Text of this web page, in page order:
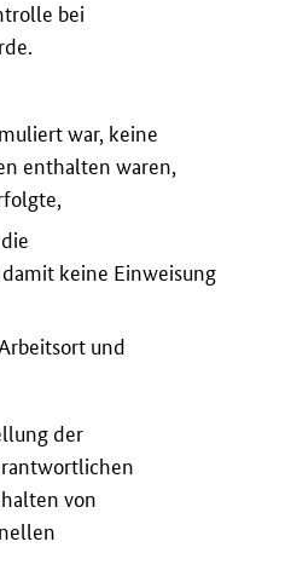
bei
war, keine
enthalten waren,
keine Einweisung
und
der
von